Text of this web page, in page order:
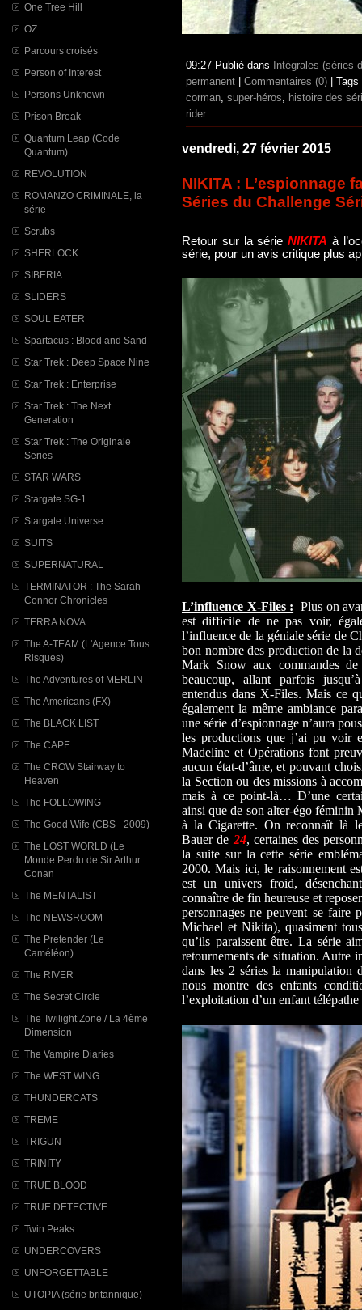
One Tree Hill
OZ
Parcours croisés
Person of Interest
Persons Unknown
Prison Break
Quantum Leap (Code
Quantum)
REVOLUTION
ROMANZO CRIMINALE, la
série
Scrubs
SHERLOCK
SIBERIA
SLIDERS
SOUL EATER
Spartacus : Blood and Sand
Star Trek : Deep Space Nine
Star Trek : Enterprise
Star Trek : The Next
Generation
Star Trek : The Originale
Series
STAR WARS
Stargate SG-1
Stargate Universe
SUITS
SUPERNATURAL
TERMINATOR : The Sarah
Connor Chronicles
TERRA NOVA
The A-TEAM (L'Agence Tous
Risques)
The Adventures of MERLIN
The Americans (FX)
The BLACK LIST
The CAPE
The CROW Stairway to
Heaven
The FOLLOWING
The Good Wife (CBS - 2009)
The LOST WORLD (Le
Monde Perdu de Sir Arthur
Conan
The MENTALIST
The NEWSROOM
The Pretender (Le
Caméléon)
The RIVER
The Secret Circle
The Twilight Zone / La 4ème
Dimension
The Vampire Diaries
The WEST WING
THUNDERCATS
TREME
TRIGUN
TRINITY
TRUE BLOOD
TRUE DETECTIVE
Twin Peaks
UNDERCOVERS
UNFORGETTABLE
UTOPIA (série britannique)
09:27 Publié dans
Intégrales (séries
permanent
Commentaires (0) |
corman super-héros
histoire des
rider
vendredi, 27 février 2015
NIKITA : L’espionnage
Séries du Challenge
Retour sur la série NIKITA à
série, pour un avis critique plus
L’influence X-Files : Plus on
est difficile de ne pas voir,
l’influence de la géniale série de
bon nombre des production de la
Mark Snow aux commandes
beaucoup, allant parfois
entendus dans X-Files. Mais ce
également la même ambiance
une série d’espionnage n’aura
les productions que j’ai pu voir
Madeline et Opérations font
aucun état-d’âme, et pouvant
la Section ou des missions à
mais à ce point-là… D’une
ainsi que de son alter-égo féminin
à la Cigarette. On reconnaît là
Bauer de 24, certaines des
la suite sur la cette série
2000. Mais ici, le raisonnement
est un univers froid,
connaître de fin heureuse et
personnages ne peuvent se faire
Michael et Nikita), quasiment
qu’ils paraissent être. La série
retournements de situation. Autre
dans les 2 séries la manipulation
nous montre des enfants
l’exploitation d’un enfant